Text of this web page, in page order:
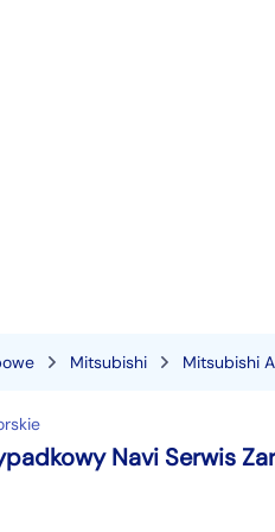
Mitsubishi Mitsubishi
Navi Serwis